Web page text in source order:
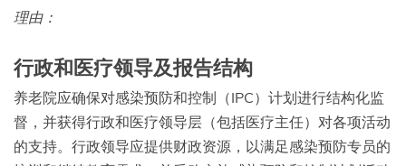
理由：
行政和医疗领导及报告结构
养老院应确保对感染预防和控制（IPC）计划进行结构化监
督，并获得行政和医疗领导层（包括医疗主任）对各项活动
的支持。行政领导应提供财政资源，以满足感染预防专员的